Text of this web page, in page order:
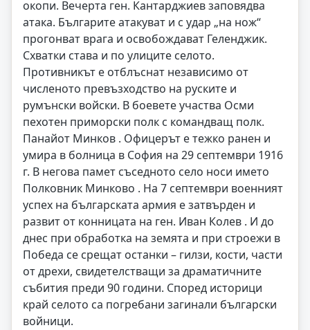
окопи. Вечерта ген. Кантарджиев заповядва
атака. Българите атакуват и с удар „на нож“
прогонват врага и освобождават Геленджик.
Схватки става и по улиците селото.
Противникът е отблъснат независимо от
численото превъзходство на руските и
румънски войски. В боевете участва Осми
пехотен приморски полк с командващ полк.
Панайот Минков . Офицерът е тежко ранен и
умира в болница в София на 29 септември 1916
г. В негова памет съседното село носи името
Полковник Минково . На 7 септември военният
успех на българската армия е затвърден и
развит от конницата на ген. Иван Колев . И до
днес при обработка на земята и при строежи в
Победа се срещат останки – гилзи, кости, части
от дрехи, свидетелстващи за драматичните
събития преди 90 години. Според историци
край селото са погребани загинали български
войници.